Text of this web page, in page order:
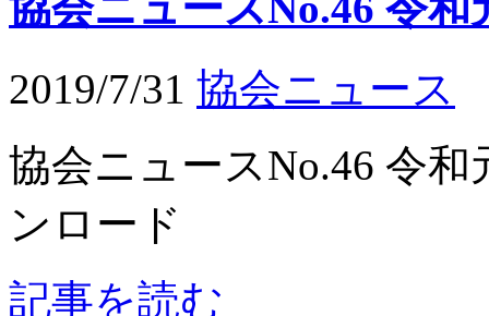
2019/7/31 協会ニュース
協会ニュースNo.46 令
ンロード
記事を読む